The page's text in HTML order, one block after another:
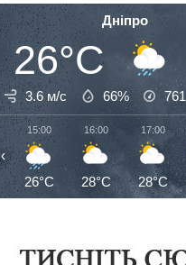
Дніпро
26°C
3.6 м/с 66% 761
15:00
26°C
16:00
28°C
17:00
28°C
‹